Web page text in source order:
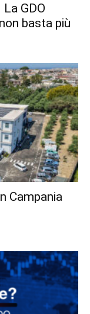
GDO
basta più
Campania